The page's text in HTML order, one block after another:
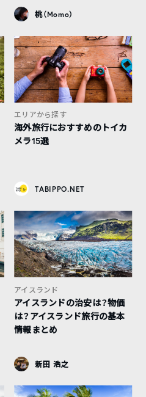
桃（Momo）
エリアから探す
海外旅行におすすめのトイカ
メラ15選
TABIPPO.NET
アイスランド
アイスランドの治安は？物価
は？アイスランド旅行の基本
情報まとめ
新田 浩之